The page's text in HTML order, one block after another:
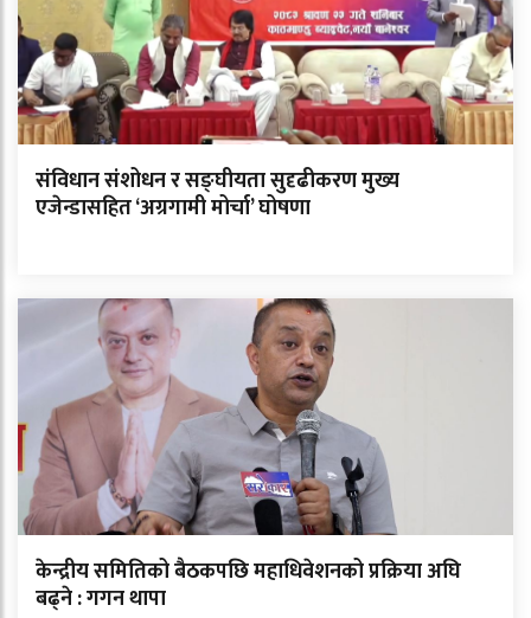
संविधान संशोधन र सङ्घीयता सुदृढीकरण मुख्य
एजेन्डासहित ‘अग्रगामी मोर्चा’ घोषणा
केन्द्रीय समितिको बैठकपछि महाधिवेशनको प्रक्रिया अघि
बढ्ने : गगन थापा